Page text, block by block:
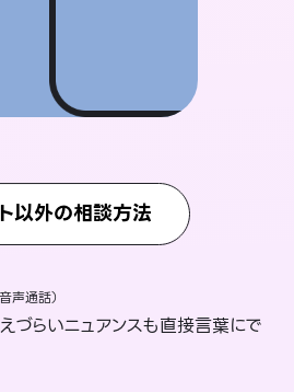
以外の相談方法
声通話）
づらいニュアンスも直接言葉にで